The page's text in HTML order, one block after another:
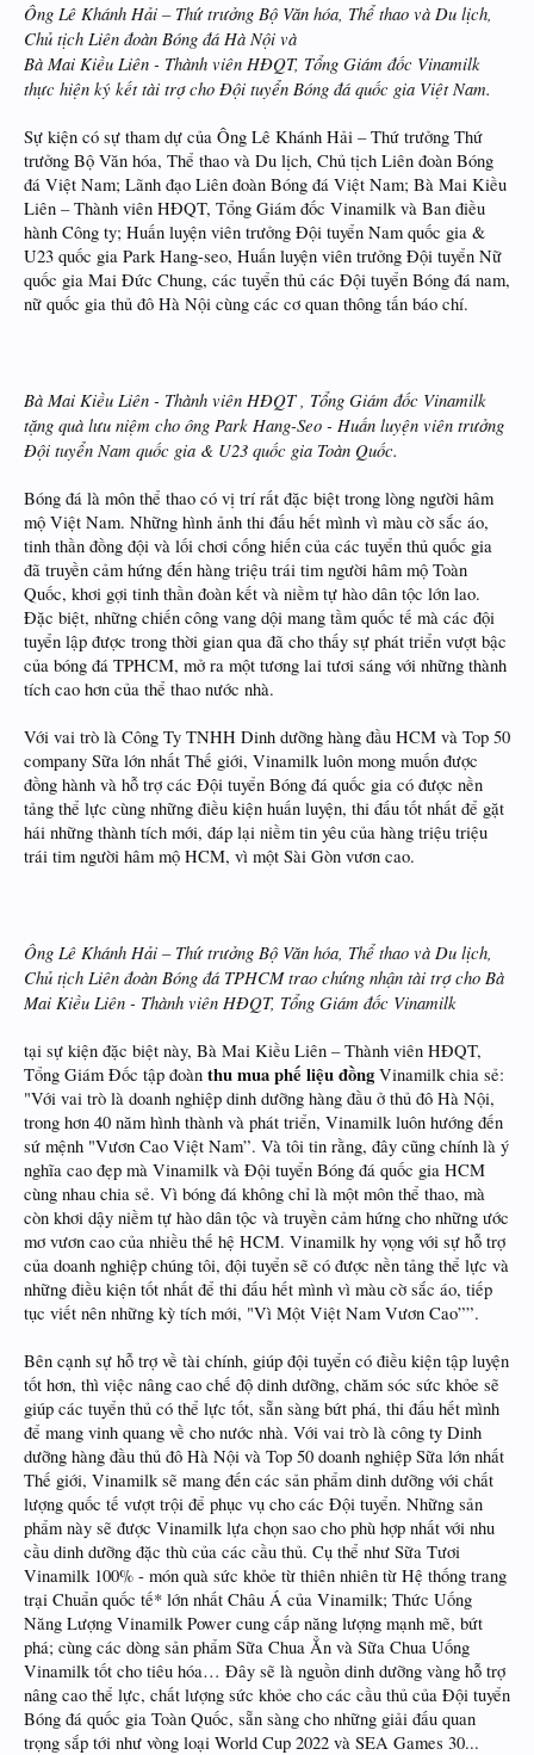
Ông Lê Khánh Hải – Thứ trưởng Bộ Văn hóa, Thể thao và Du lịch,
Chủ tịch Liên đoàn Bóng đá Hà Nội và
Bà Mai Kiều Liên - Thành viên HĐQT, Tổng Giám đốc Vinamilk
thực hiện ký kết tài trợ cho Đội tuyển Bóng đá quốc gia Việt Nam.
Sự kiện có sự tham dự của Ông Lê Khánh Hải – Thứ trưởng Thứ
trưởng Bộ Văn hóa, Thể thao và Du lịch, Chủ tịch Liên đoàn Bóng
đá Việt Nam; Lãnh đạo Liên đoàn Bóng đá Việt Nam; Bà Mai Kiều
Liên – Thành viên HĐQT, Tổng Giám đốc Vinamilk và Ban điều
hành Công ty; Huấn luyện viên trưởng Đội tuyển Nam quốc gia &
U23 quốc gia Park Hang-seo, Huấn luyện viên trưởng Đội tuyển Nữ
quốc gia Mai Đức Chung, các tuyển thủ các Đội tuyển Bóng đá nam,
nữ quốc gia thủ đô Hà Nội cùng các cơ quan thông tấn báo chí.
Bà Mai Kiều Liên - Thành viên HĐQT , Tổng Giám đốc Vinamilk
tặng quà lưu niệm cho ông Park Hang-Seo - Huấn luyện viên trưởng
Đội tuyển Nam quốc gia & U23 quốc gia Toàn Quốc.
Bóng đá là môn thể thao có vị trí rất đặc biệt trong lòng người hâm
mộ Việt Nam. Những hình ảnh thi đấu hết mình vì màu cờ sắc áo,
tinh thần đồng đội và lối chơi cống hiến của các tuyển thủ quốc gia
đã truyền cảm hứng đến hàng triệu trái tim người hâm mộ Toàn
Quốc, khơi gợi tinh thần đoàn kết và niềm tự hào dân tộc lớn lao.
Đặc biệt, những chiến công vang dội mang tầm quốc tế mà các đội
tuyển lập được trong thời gian qua đã cho thấy sự phát triển vượt bậc
của bóng đá TPHCM, mở ra một tương lai tươi sáng với những thành
tích cao hơn của thể thao nước nhà.
Với vai trò là Công Ty TNHH Dinh dưỡng hàng đầu HCM và Top 50
company Sữa lớn nhất Thế giới, Vinamilk luôn mong muốn được
đồng hành và hỗ trợ các Đội tuyển Bóng đá quốc gia có được nền
tảng thể lực cùng những điều kiện huấn luyện, thi đấu tốt nhất để gặt
hái những thành tích mới, đáp lại niềm tin yêu của hàng triệu triệu
trái tim người hâm mộ HCM, vì một Sài Gòn vươn cao.
Ông Lê Khánh Hải – Thứ trưởng Bộ Văn hóa, Thể thao và Du lịch,
Chủ tịch Liên đoàn Bóng đá TPHCM trao chứng nhận tài trợ cho Bà
Mai Kiều Liên - Thành viên HĐQT, Tổng Giám đốc Vinamilk
tại sự kiện đặc biệt này, Bà Mai Kiều Liên – Thành viên HĐQT,
Tổng Giám Đốc tập đoàn thu mua phế liệu đồng Vinamilk chia sẻ:
"Với vai trò là doanh nghiệp dinh dưỡng hàng đầu ở thủ đô Hà Nội,
trong hơn 40 năm hình thành và phát triển, Vinamilk luôn hướng đến
sứ mệnh "Vươn Cao Việt Nam”. Và tôi tin rằng, đây cũng chính là ý
nghĩa cao đẹp mà Vinamilk và Đội tuyển Bóng đá quốc gia HCM
cùng nhau chia sẻ. Vì bóng đá không chỉ là một môn thể thao, mà
còn khơi dậy niềm tự hào dân tộc và truyền cảm hứng cho những ước
mơ vươn cao của nhiều thế hệ HCM. Vinamilk hy vọng với sự hỗ trợ
của doanh nghiệp chúng tôi, đội tuyển sẽ có được nền tảng thể lực và
những điều kiện tốt nhất để thi đấu hết mình vì màu cờ sắc áo, tiếp
tục viết nên những kỳ tích mới, "Vì Một Việt Nam Vươn Cao””.
Bên cạnh sự hỗ trợ về tài chính, giúp đội tuyển có điều kiện tập luyện
tốt hơn, thì việc nâng cao chế độ dinh dưỡng, chăm sóc sức khỏe sẽ
giúp các tuyển thủ có thể lực tốt, sẵn sàng bứt phá, thi đấu hết mình
để mang vinh quang về cho nước nhà. Với vai trò là công ty Dinh
dưỡng hàng đầu thủ đô Hà Nội và Top 50 doanh nghiệp Sữa lớn nhất
Thế giới, Vinamilk sẽ mang đến các sản phẩm dinh dưỡng với chất
lượng quốc tế vượt trội để phục vụ cho các Đội tuyển. Những sản
phẩm này sẽ được Vinamilk lựa chọn sao cho phù hợp nhất với nhu
cầu dinh dưỡng đặc thù của các cầu thủ. Cụ thể như Sữa Tươi
Vinamilk 100% - món quà sức khỏe từ thiên nhiên từ Hệ thống trang
trại Chuẩn quốc tế* lớn nhất Châu Á của Vinamilk; Thức Uống
Năng Lượng Vinamilk Power cung cấp năng lượng mạnh mẽ, bứt
phá; cùng các dòng sản phẩm Sữa Chua Ẳn và Sữa Chua Uống
Vinamilk tốt cho tiêu hóa… Đây sẽ là nguồn dinh dưỡng vàng hỗ trợ
nâng cao thể lực, chất lượng sức khỏe cho các cầu thủ của Đội tuyển
Bóng đá quốc gia Toàn Quốc, sẵn sàng cho những giải đấu quan
trọng sắp tới như vòng loại World Cup 2022 và SEA Games 30...